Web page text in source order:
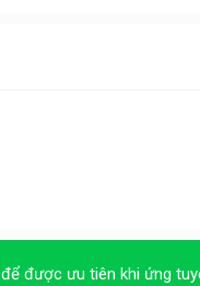
để được ưu tiên khi ứng